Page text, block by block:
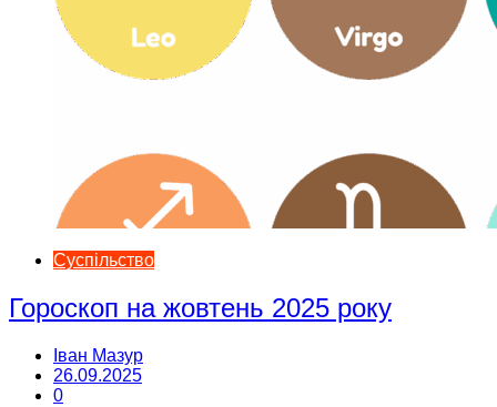
Суспільство
Гороскоп на жовтень 2025 року
Іван Мазур
26.09.2025
0